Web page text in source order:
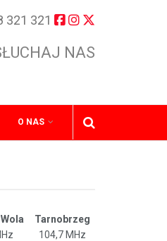
321 321
NAS
O NAS
Tarnobrzeg
104,7 MHz